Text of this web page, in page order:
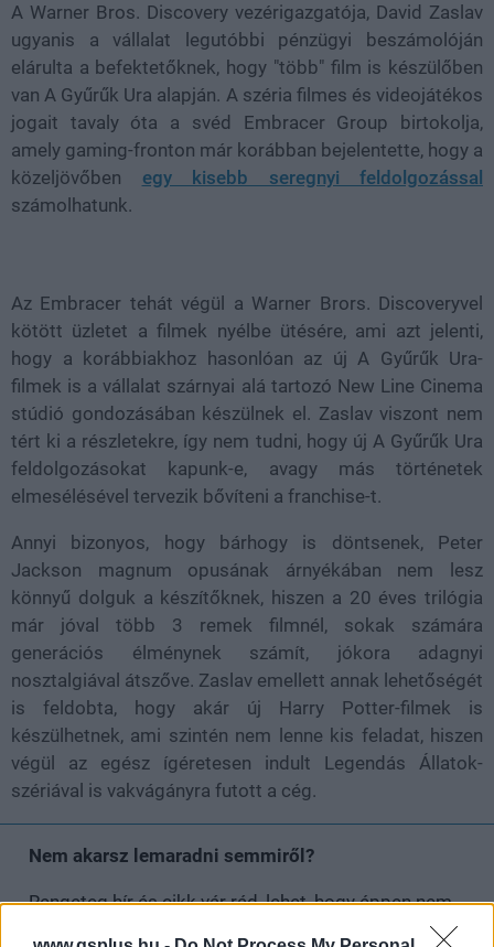
A Warner Bros. Discovery vezérigazgatója, David Zaslav
ugyanis a vállalat legutóbbi pénzügyi beszámolóján
elárulta a befektetőknek, hogy "több" film is készülőben
van A Gyűrűk Ura alapján. A széria filmes és videojátékos
jogait tavaly óta a svéd Embracer Group birtokolja,
amely gaming-fronton már korábban bejelentette, hogy a
közeljövőben egy kisebb seregnyi feldolgozással
számolhatunk.
Az Embracer tehát végül a Warner Brors. Discoveryvel
kötött üzletet a filmek nyélbe ütésére, ami azt jelenti,
hogy a korábbiakhoz hasonlóan az új A Gyűrűk Ura-
filmek is a vállalat szárnyai alá tartozó New Line Cinema
stúdió gondozásában készülnek el. Zaslav viszont nem
tért ki a részletekre, így nem tudni, hogy új A Gyűrűk Ura
feldolgozásokat kapunk-e, avagy más történetek
elmesélésével tervezik bővíteni a franchise-t.
Annyi bizonyos, hogy bárhogy is döntsenek, Peter
Jackson magnum opusának árnyékában nem lesz
könnyű dolguk a készítőknek, hiszen a 20 éves trilógia
már jóval több 3 remek filmnél, sokak számára
generációs élménynek számít, jókora adagnyi
nosztalgiával átszőve. Zaslav emellett annak lehetőségét
is feldobta, hogy akár új Harry Potter-filmek is
készülhetnek, ami szintén nem lenne kis feladat, hiszen
végül az egész ígéretesen indult Legendás Állatok-
szériával is vakvágányra futott a cég.
Nem akarsz lemaradni semmiről?
Rengeteg hír és cikk vár rád, lehet, hogy éppen nem
jön szembe GSO-n vagy a social médiában. Segítünk,